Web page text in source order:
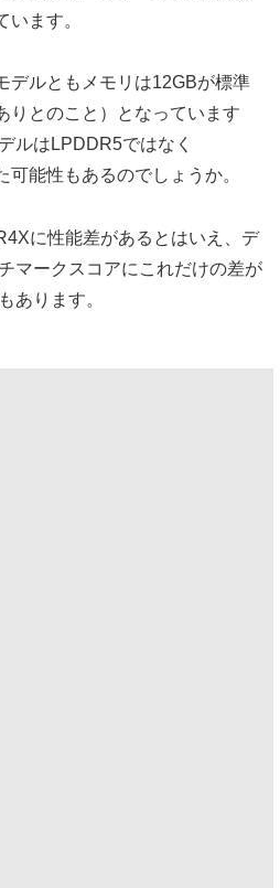
います。
デルともメモリは12GBが標準
りとのこと）となっています
ルはLPDDR5ではなく
能性もあるのでしょうか。
に性能差があるとはいえ、デ
マークスコアにこれだけの差が
あります。